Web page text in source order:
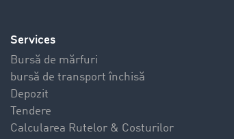
Services
Bursă de mărfuri
bursă de transport închisă
Depozit
Tendere
Calcularea Rutelor & Costurilor